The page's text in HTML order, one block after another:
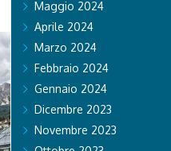
Maggio 2024
Aprile 2024
Marzo 2024
Febbraio 2024
Gennaio 2024
Dicembre 2023
Novembre 2023